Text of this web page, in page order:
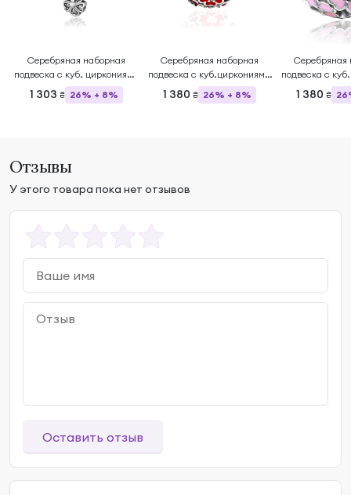
Серебряная наборная
подвеска с куб. циркониями
и эмалью
1 303 ₴ 26% + 8%
Серебряная наборная
подвеска с куб.циркониями
и эмалью
1 380 ₴ 26% + 8%
Серебряная
подвеска с
и
1 380 ₴
Отзывы
У этого товара пока нет отзывов
Оставить отзыв